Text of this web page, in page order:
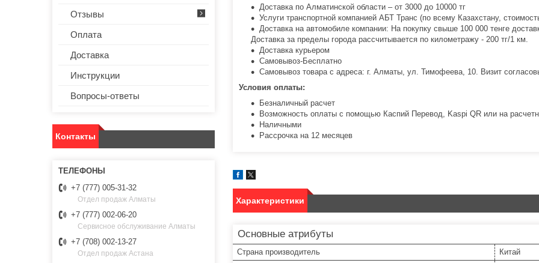
Доставка по Алматинской области – от 3000 до 10000 тг
Услуги транспортной компанией АБТ Транс (по всему Казахстану,
Доставка на автомобиле компании: На покупку свыше 100 000 тенге
Доставка за пределы города рассчитывается по километражу - 200 тг/1 км.
Доставка курьером
Самовывоз-Бесплатно
Самовывоз товара с адреса: г. Алматы, ул. Тимофеева, 10. Визит
Условия оплаты:
Безналичный расчет
Возможность оплаты с помощью Каспий Перевод, Kaspi QR или на
Наличными
Рассрочка на 12 месяцев
Характеристики
Основные атрибуты
Страна производитель
Китай
Отзывы
Оплата
Доставка
Инструкции
Вопросы-ответы
Контакты
+7 (777) 005-31-32
Отдел продаж Алматы
+7 (777) 002-06-20
Сервисное обслуживание Алматы
+7 (708) 002-13-27
Отдел продаж Астана